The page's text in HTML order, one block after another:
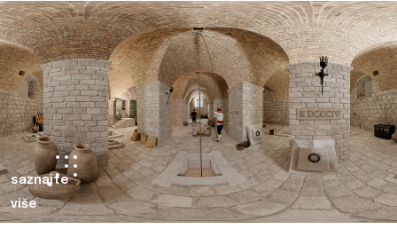
saznajte
više